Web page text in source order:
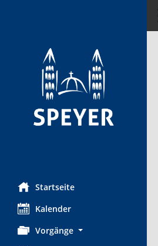
Startseite
Kalender
Vorgänge